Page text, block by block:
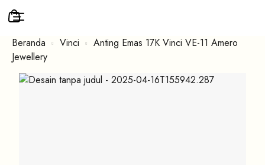
Beranda Vinci
Anting Emas 17K Vinci VE-11 Amero
Jewellery